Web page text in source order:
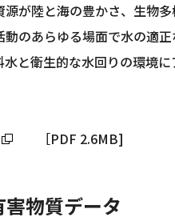
が陸と海の豊かさ、生物
のあらゆる場面で水の適正
と衛生的な水回りの環境
［PDF 2.6MB]
物質データ